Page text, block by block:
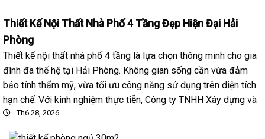
Thiết Kế Nội Thất Nhà Phố 4 Tầng Đẹp Hiện Đại Hải
Phòng
Thiết kế nội thất nhà phố 4 tầng là lựa chọn thông minh cho gia
đình đa thế hệ tại Hải Phòng. Không gian sống cần vừa đảm
bảo tính thẩm mỹ, vừa tối ưu công năng sử dụng trên diện tích
hạn chế. Với kinh nghiệm thực tiễn, Công ty TNHH Xây dựng và
Th6 28, 2026